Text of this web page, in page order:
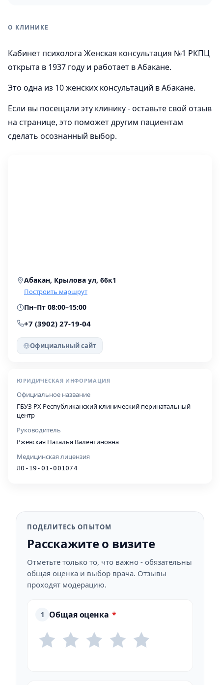
О КЛИНИКЕ
Кабинет психолога Женская консультация №1 РКПЦ
открыта в 1937 году и работает в Абакане.
Это одна из 10 женских консультаций в Абакане.
Если вы посещали эту клинику - оставьте свой отзыв
на странице, это поможет другим пациентам
сделать осознанный выбор.
Абакан, Крылова ул, 66к1
Построить маршрут
Пн–Пт 08:00–15:00
+7 (3902) 27-19-04
Официальный сайт
ЮРИДИЧЕСКАЯ ИНФОРМАЦИЯ
Официальное название
ГБУЗ РХ Республиканский клинический перинатальный
центр
Руководитель
Ржевская Наталья Валентиновна
Медицинская лицензия
ЛО-19-01-001074
ПОДЕЛИТЕСЬ ОПЫТОМ
Расскажите о визите
Отметьте только то, что важно - обязательны
общая оценка и выбор врача. Отзывы
проходят модерацию.
1 Общая оценка *